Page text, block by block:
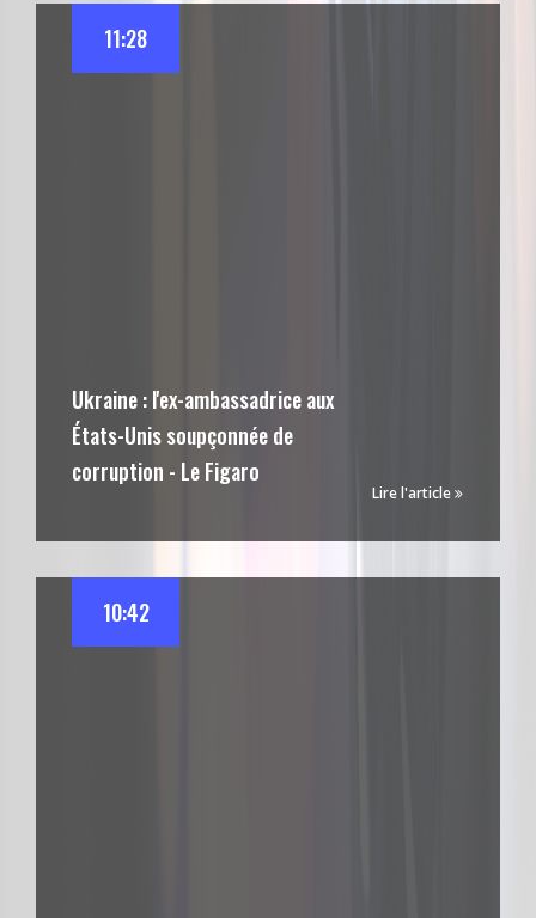
Ukraine : l'ex-ambassadrice aux
États-Unis soupçonnée de
corruption - Le Figaro
11:28
Lire l'article
10:42